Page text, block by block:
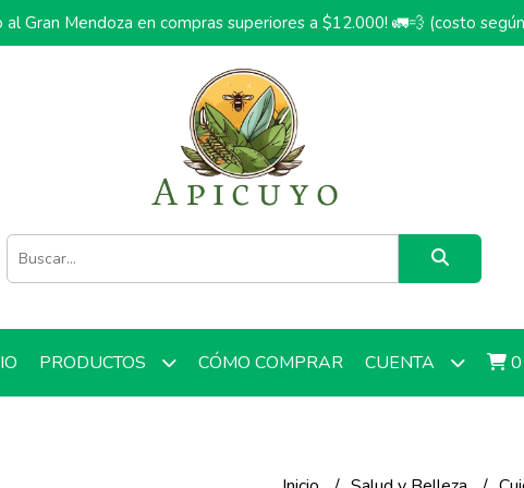
al Gran Mendoza en compras superiores a $12.000! 🚛💨 (costo
PRODUCTOS CÓMO COMPRAR CUENTA 0